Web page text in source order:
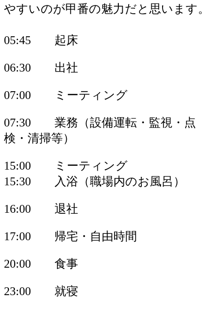
やすいのが甲番の魅力だと思います。
05:45 起床
06:30 出社
07:00 ミーティング
07:30 業務（設備運転・監視・点
検・清掃等）
15:00 ミーティング
15:30 入浴（職場内のお風呂）
16:00 退社
17:00 帰宅・自由時間
20:00 食事
23:00 就寝